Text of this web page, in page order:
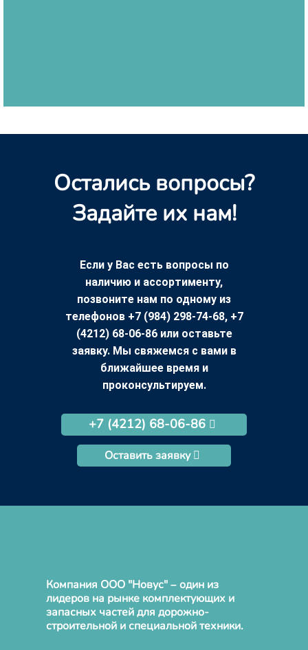
Остались вопросы?
Задайте их нам!
Если у Вас есть вопросы по
наличию и ассортименту,
позвоните нам по одному из
телефонов +7 (984) 298-74-68, +7
(4212) 68-06-86 или оставьте
заявку. Мы свяжемся с вами в
ближайшее время и
проконсультируем.
+7 (4212) 68-06-86
Оставить заявку
Компания ООО "Новус" – один из
лидеров на рынке комплектующих и
запасных частей для дорожно-
строительной и специальной техники.